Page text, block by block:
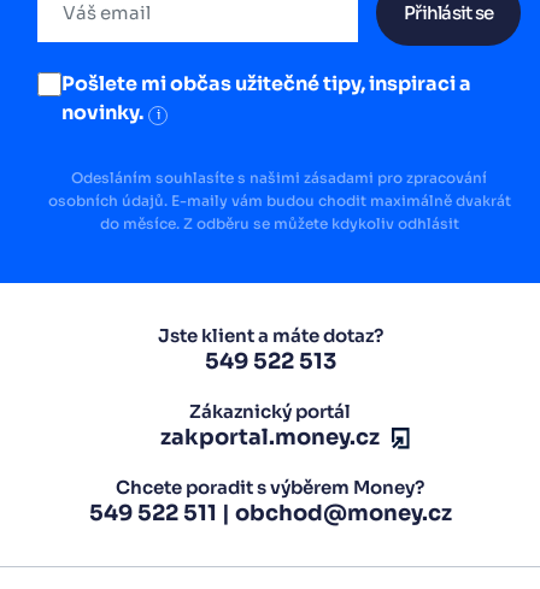
Přihlásit se
Pošlete mi občas užitečné tipy, inspiraci a
novinky.
i
Odesláním souhlasíte s našimi zásadami pro zpracování
osobních údajů. E-maily vám budou chodit maximálně dvakrát
do měsíce. Z odběru se můžete kdykoliv odhlásit
Jste klient a máte dotaz?
549 522 513
Zákaznický portál
zakportal.money.cz
Chcete poradit s výběrem Money?
549 522 511 | obchod@money.cz